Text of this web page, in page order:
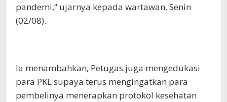
pandemi,” ujarnya kepada wartawan, Senin
(02/08).
Ia menambahkan, Petugas juga mengedukasi
para PKL supaya terus mengingatkan para
pembelinya menerapkan protokol kesehatan